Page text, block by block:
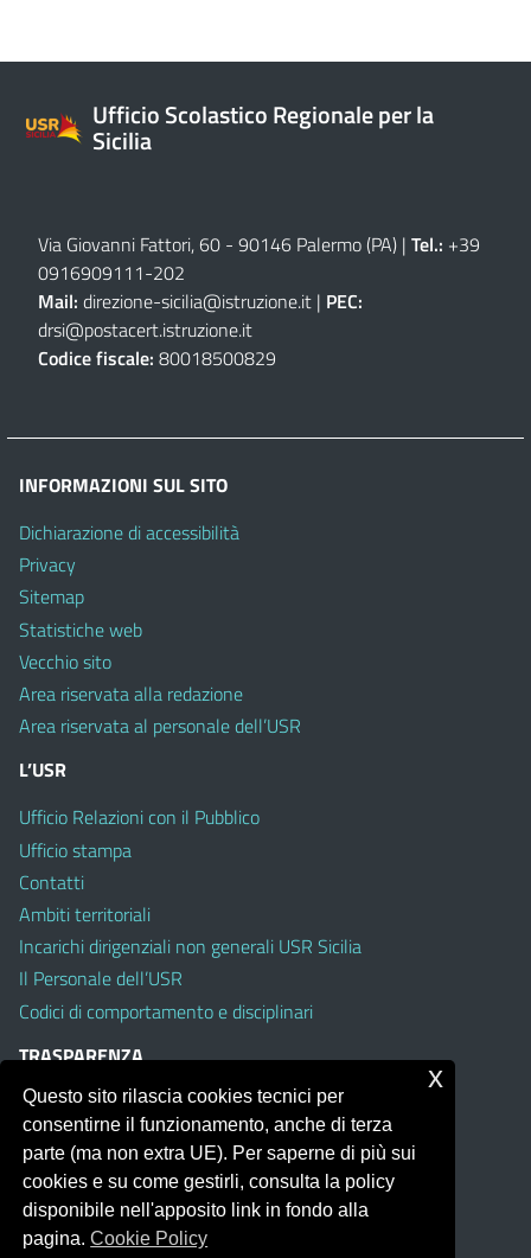
Ufficio Scolastico Regionale per la
Sicilia
Via Giovanni Fattori, 60 - 90146 Palermo (PA) | Tel.: +39
0916909111-202
Mail: direzione-sicilia@istruzione.it | PEC:
drsi@postacert.istruzione.it
Codice fiscale: 80018500829
INFORMAZIONI SUL SITO
Dichiarazione di accessibilità
Privacy
Sitemap
Statistiche web
Vecchio sito
Area riservata alla redazione
Area riservata al personale dell’USR
L’USR
Ufficio Relazioni con il Pubblico
Ufficio stampa
Contatti
Ambiti territoriali
Incarichi dirigenziali non generali USR Sicilia
Il Personale dell’USR
Codici di comportamento e disciplinari
TRASPARENZA
Albo on line
Amministrazione Trasparente
Pubblici proclami
PTPCT per le Istituzioni scolastiche della Sicilia
Whistleblowing
Questo sito rilascia cookies tecnici per
consentirne il funzionamento, anche di terza
parte (ma non extra UE). Per saperne di più sui
cookies e su come gestirli, consulta la policy
disponibile nell'apposito link in fondo alla
pagina.Cookie Policy
x